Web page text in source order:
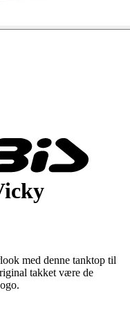
med denne tanktop til
takket være de